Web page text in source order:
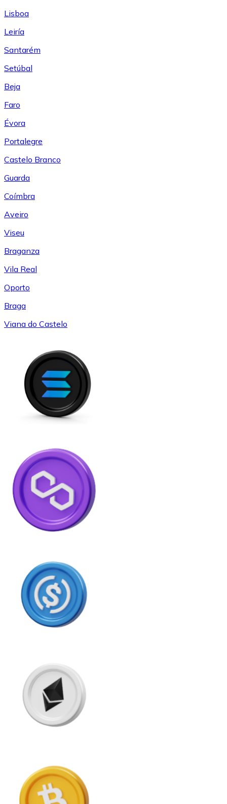
Lisboa
Leiría
Santarém
Setúbal
Beja
Faro
Évora
Portalegre
Castelo Branco
Guarda
Coímbra
Aveiro
Viseu
Braganza
Vila Real
Oporto
Braga
Viana do Castelo